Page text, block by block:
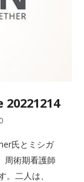
氏とミシガ
周術期看護師
二人は、